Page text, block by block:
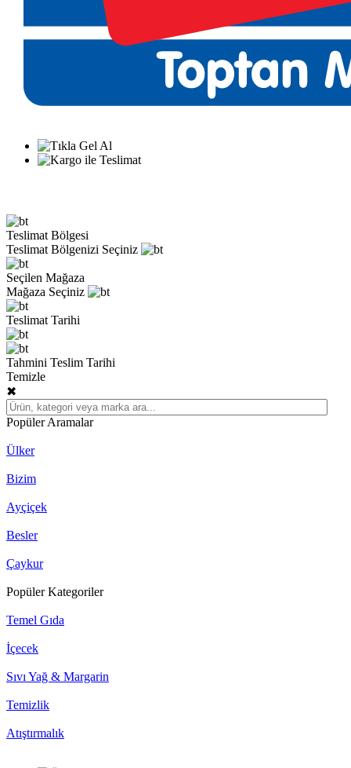
Teslimat Bölgesi
Teslimat Bölgenizi Seçiniz
Seçilen Mağaza
Mağaza Seçiniz
Teslimat Tarihi
Tahmini Teslim Tarihi
Temizle
✖
Popüler Aramalar
Ülker
Bizim
Ayçiçek
Besler
Çaykur
Popüler Kategoriler
Temel Gıda
İçecek
Sıvı Yağ & Margarin
Temizlik
Atıştırmalık